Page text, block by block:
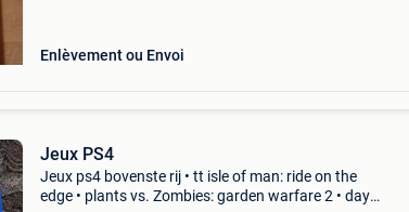
Enlèvement ou Envoi
Jeux PS4
Jeux ps4 bovenste rij • tt isle of man: ride on the
edge • plants vs. Zombies: garden warfare 2 • days